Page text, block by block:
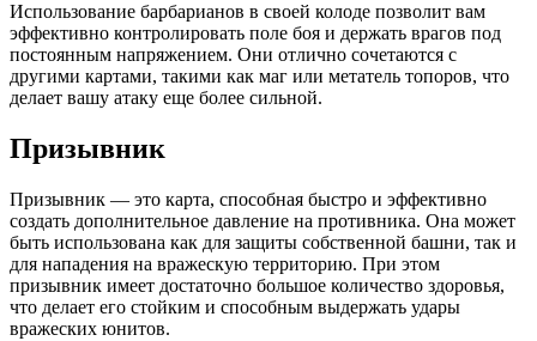
Использование барбарианов в своей колоде позволит вам
эффективно контролировать поле боя и держать врагов под
постоянным напряжением. Они отлично сочетаются с
другими картами, такими как маг или метатель топоров, что
делает вашу атаку еще более сильной.
Призывник
Призывник — это карта, способная быстро и эффективно
создать дополнительное давление на противника. Она может
быть использована как для защиты собственной башни, так и
для нападения на вражескую территорию. При этом
призывник имеет достаточно большое количество здоровья,
что делает его стойким и способным выдержать удары
вражеских юнитов.